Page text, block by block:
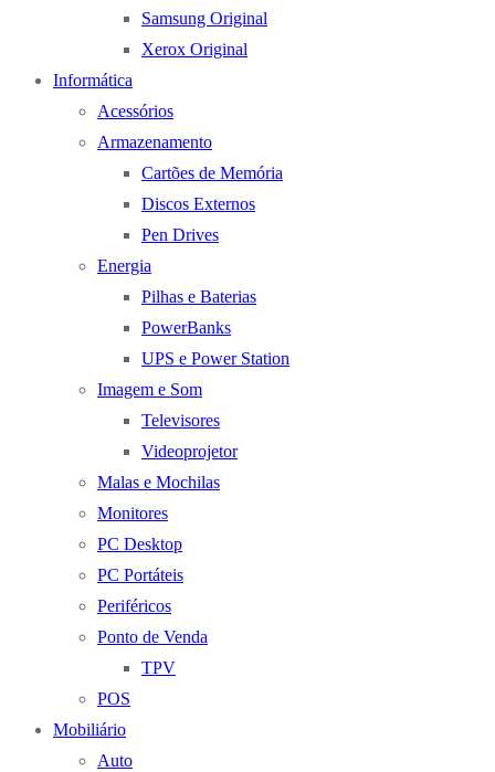
Samsung Original
Xerox Original
Informática
Acessórios
Armazenamento
Cartões de Memória
Discos Externos
Pen Drives
Energia
Pilhas e Baterias
PowerBanks
UPS e Power Station
Imagem e Som
Televisores
Videoprojetor
Malas e Mochilas
Monitores
PC Desktop
PC Portáteis
Periféricos
Ponto de Venda
TPV
POS
Mobiliário
Auto